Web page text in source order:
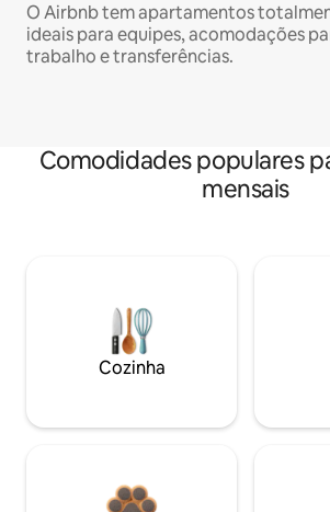
O Airbnb tem apartamentos
ideais para equipes, acomodações
trabalho e transferências.
Comodidades populares
mensais
Cozinha